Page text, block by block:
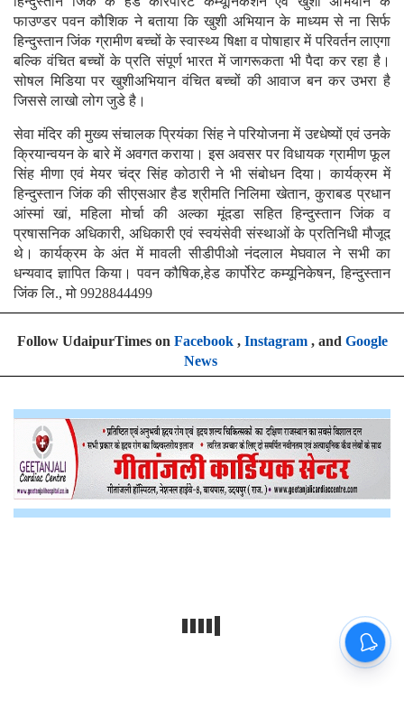
फाउण्डर पवन कौशिक ने बताया कि खुशी अभियान के माध्यम से ना सिर्फ
हिन्दुस्तान जिंक ग्रामीण बच्चों के स्वास्थ्य षिक्षा व पोषाहार में परिवर्तन लाएगा
बल्कि वंचित बच्चों के प्रति संपूर्ण भारत में जागरूकता भी पैदा कर रहा है।
सोषल मिडिया पर खुशीअभियान वंचित बच्चों की आवाज बन कर उभरा है
जिससे लाखो लोग जुडे है।
सेवा मंदिर की मुख्य संचालक प्रियंका सिंह ने परियोजना में उद्द्धेष्यों एवं उनके
क्रियान्वयन के बारे में अवगत कराया। इस अवसर पर विधायक ग्रामीण फूल
सिंह मीणा एवं मेयर चंद्र सिंह कोठारी ने भी संबोधन दिया। कार्यक्रम में
हिन्दुस्तान जिंक की सीएसआर हैड श्रीमति निलिमा खेतान, कुराबड प्रधान
आंस्मां खां, महिला मोर्चा की अल्का मूंदडा सहित हिन्दुस्तान जिंक व
प्रषासनिक अधिकारी, अधिकारी एवं स्वयंसेवी संस्थाओं के प्रतिनिधी मौजूद
थे। कार्यक्रम के अंत में मावली सीडीपीओ नंदलाल मेघवाल ने सभी का
धन्यवाद ज्ञापित किया। पवन कौषिक,हेड कार्पोरेट कम्यूनिकेषन, हिन्दुस्तान
जिंक लि., मो 9928844499
Follow UdaipurTimes on Facebook, Instagram, and Google
News